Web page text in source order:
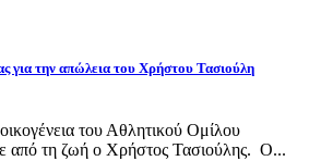
για την απώλεια του Χρήστου Τασιούλη
του Αθλητικού Ομίλου
από τη ζωή ο Χρήστος Τασιούλης. Ο...